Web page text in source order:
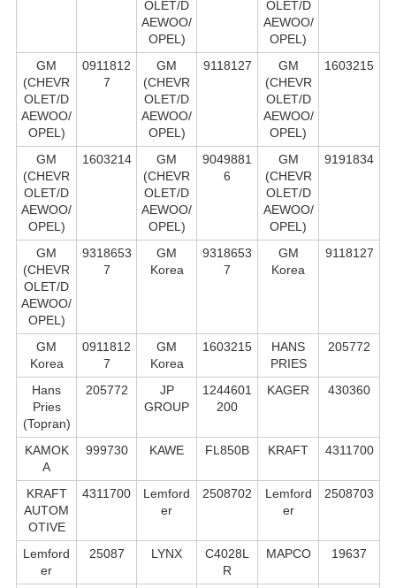
OLET/D
AEWOO/
OPEL)
OLET/D
AEWOO/
OPEL)
GM
(CHEVR
OLET/D
AEWOO/
OPEL)
0911812
7
GM
(CHEVR
OLET/D
AEWOO/
OPEL)
9118127
GM
(CHEVR
OLET/D
AEWOO/
OPEL)
1603215
GM
(CHEVR
OLET/D
AEWOO/
OPEL)
1603214
GM
(CHEVR
OLET/D
AEWOO/
OPEL)
9049881
6
GM
(CHEVR
OLET/D
AEWOO/
OPEL)
9191834
GM
(CHEVR
OLET/D
AEWOO/
OPEL)
9318653
7
GM
Korea
9318653
7
GM
Korea
9118127
GM
Korea
0911812
7
GM
Korea
1603215
HANS
PRIES
205772
Hans
Pries
(Topran)
205772
JP
GROUP
1244601
200
KAGER 430360
KAMOK
A
999730 KAWE FL850B KRAFT 4311700
KRAFT
AUTOM
OTIVE
4311700
Lemford
er
2508702
Lemford
er
2508703
Lemford
er
25087 LYNX
C4028L
R
MAPCO 19637